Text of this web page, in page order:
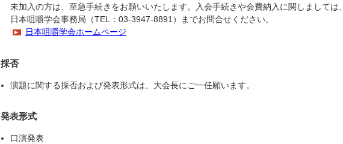
未加入の方は、至急手続きをお願いいたします。入会手続きや会費納入に関しましては、
日本咀嚼学会事務局（TEL：03-3947-8891）までお問合せください。
日本咀嚼学会ホームページ
採否
演題に関する採否および発表形式は、大会長にご一任願います。
発表形式
口演発表